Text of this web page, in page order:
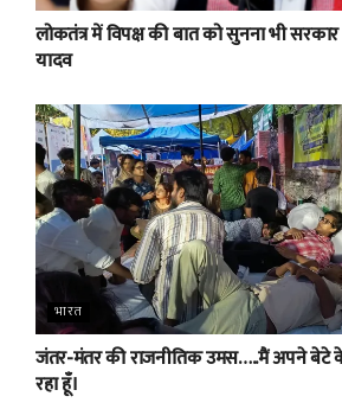
लोकतंत्र में विपक्ष की बात को सुनना भी
यादव
भारत
जंतर-मंतर की राजनीतिक उमस…..मैं अपने बेटे
रहा हूँ।